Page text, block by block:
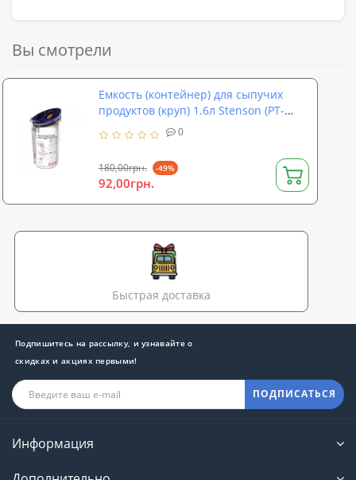
Вы смотрели
Емкость (контейнер) для сыпучих
продуктов (круп) 1.6л Stenson (PT-
0
180,00грн. -49%
92,00грн.
Быстрая доставка
Подпишитесь на рассылку, и узнавайте о
скидках и акциях первыми!
ПОДПИСАТЬСЯ
Информация